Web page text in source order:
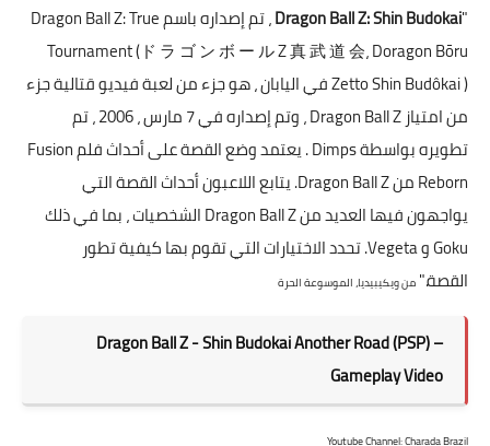
"
Dragon Ball Z: Shin Budokai
، تم إصداره باسم Dragon Ball Z: True
Tournament (ド ラ ゴ ン ボ ー ル Z 真 武 道 会، Doragon Bōru
Zetto Shin Budôkai ) في اليابان ، هو جزء من لعبة فيديو قتالية جزء
من امتياز Dragon Ball Z ، وتم إصداره في 7 مارس ، 2006 ، تم
تطويره بواسطة Dimps . يعتمد وضع القصة على أحداث فلم Fusion
Reborn من Dragon Ball Z. يتابع اللاعبون أحداث القصة التي
يواجهون فيها العديد من Dragon Ball Z الشخصيات ، بما في ذلك
Goku و Vegeta. تحدد الاختيارات التي تقوم بها كيفية تطور
القصة." من ويكيبيديا، الموسوعة الحرة
Dragon Ball Z - Shin Budokai Another Road (PSP) –
Gameplay Video
Youtube Channel: Charada Brazil